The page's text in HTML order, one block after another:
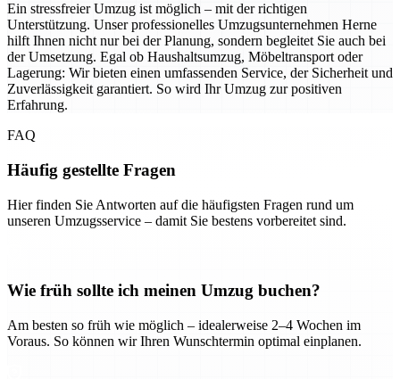
Ein stressfreier Umzug ist möglich – mit der richtigen
Unterstützung. Unser professionelles Umzugsunternehmen Herne
hilft Ihnen nicht nur bei der Planung, sondern begleitet Sie auch bei
der Umsetzung. Egal ob Haushaltsumzug, Möbeltransport oder
Lagerung: Wir bieten einen umfassenden Service, der Sicherheit und
Zuverlässigkeit garantiert. So wird Ihr Umzug zur positiven
Erfahrung.
FAQ
Häufig gestellte Fragen
Hier finden Sie Antworten auf die häufigsten Fragen rund um
unseren Umzugsservice – damit Sie bestens vorbereitet sind.
Wie früh sollte ich meinen Umzug buchen?
Am besten so früh wie möglich – idealerweise 2–4 Wochen im
Voraus. So können wir Ihren Wunschtermin optimal einplanen.